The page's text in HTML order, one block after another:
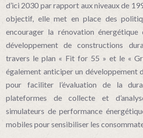
d’ici 2030 par rapport aux niveaux de
objectif, elle met en place des
encourager la rénovation
développement de constructions
travers le plan « Fit for 55 » et le «
également anticiper un développement
pour faciliter l’évaluation de la
plateformes de collecte et
simulateurs de performance
mobiles pour sensibiliser les